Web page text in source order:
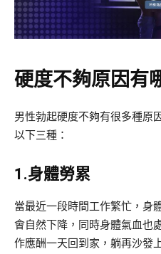
硬度不夠原因有
男性勃起硬度不夠有很多種原
以下三種：
1.身體勞累
當最近一段時間工作繁忙，身
會自然下降，同時身體氣血也
作應酬一天回到家，躺再沙發